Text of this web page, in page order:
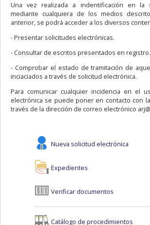
Una vez realizada a indentificación en la
mediante cualquiera de los medios
anterior, se podrá acceder a los diversos
- Presentar solicitudes electrónicas.
- Consultar de escritos presentados en registro.
- Comprobar el estado de tramitación de
inciaciados a través de solicitud electrónica.
Para comunicar cualquier incidencia en el
electrónica se puede poner en contacto con
través de la dirección de correo electrónico
Nueva solicitud electrónica
Expedientes
Verificar documentos
Catálogo de procedimientos